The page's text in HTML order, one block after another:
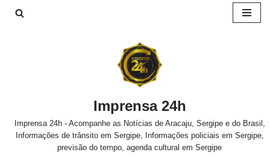
Imprensa 24h
Imprensa 24h - Acompanhe as Notícias de Aracaju, Sergipe e do Brasil,
Informações de trânsito em Sergipe, Informações policiais em Sergipe,
previsão do tempo, agenda cultural em Sergipe